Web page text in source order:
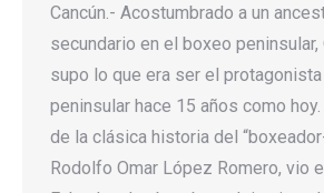
Cancún.- Acostumbrado a un
secundario en el boxeo peninsular,
supo lo que era ser el
peninsular hace 15 años como
de la clásica historia del
Rodolfo Omar López Romero, vio